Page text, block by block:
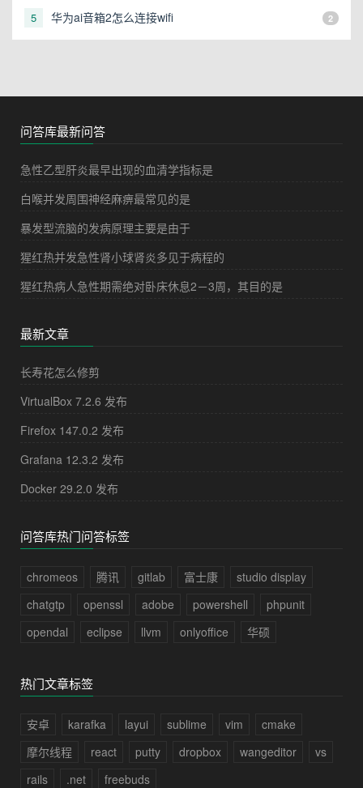
5 华为ai音箱2怎么连接wifi 2
问答库最新问答
急性乙型肝炎最早出现的血清学指标是
白喉并发周围神经麻痹最常见的是
暴发型流脑的发病原理主要是由于
猩红热并发急性肾小球肾炎多见于病程的
猩红热病人急性期需绝对卧床休息2－3周，其目的是
最新文章
长寿花怎么修剪
VirtualBox 7.2.6 发布
Firefox 147.0.2 发布
Grafana 12.3.2 发布
Docker 29.2.0 发布
问答库热门问答标签
chromeos 腾讯 gitlab 富士康
studio display
chatgtp
openssl adobe powershell
phpunit
opendal
eclipse llvm onlyoffice 华硕
热门文章标签
安卓 karafka layui sublime vim
cmake
摩尔线程
react putty dropbox wangeditor
vs
rails
.net freebuds